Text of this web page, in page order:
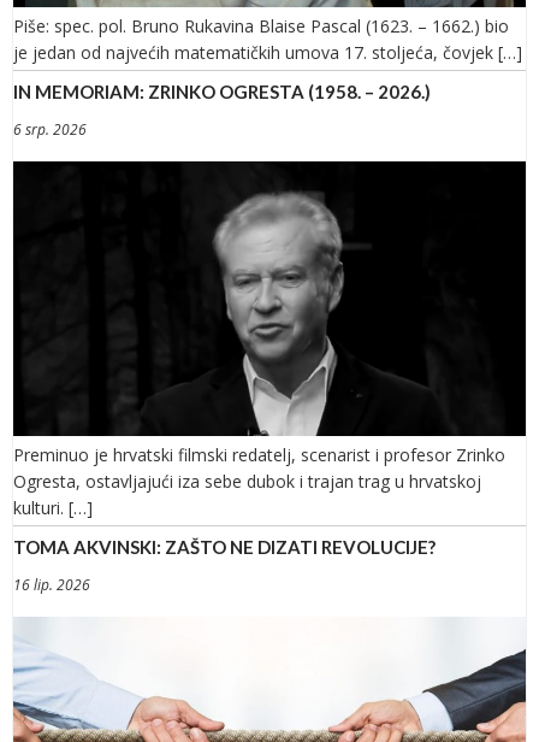
Piše: spec. pol. Bruno Rukavina Blaise Pascal (1623. – 1662.) bio
je jedan od najvećih matematičkih umova 17. stoljeća, čovjek […]
IN MEMORIAM: ZRINKO OGRESTA (1958. – 2026.)
6 srp. 2026
Preminuo je hrvatski filmski redatelj, scenarist i profesor Zrinko
Ogresta, ostavljajući iza sebe dubok i trajan trag u hrvatskoj
kulturi. […]
TOMA AKVINSKI: ZAŠTO NE DIZATI REVOLUCIJE?
16 lip. 2026